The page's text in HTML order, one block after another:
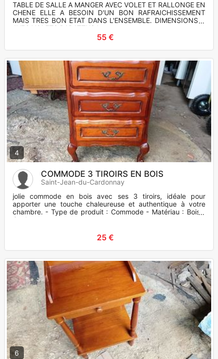
TABLE DE SALLE A MANGER AVEC VOLET ET RALLONGE EN
CHENE ELLE A BESOIN D'UN BON RAFRAICHISSEMENT
MAIS TRES BON ETAT DANS L'ENSEMBLE. DIMENSIONS: -
AVEC VOLETS RABATTUS large
55 €
4
COMMODE 3 TIROIRS EN BOIS
Saint-Jean-du-Cardonnay
jolie commode en bois avec ses 3 tiroirs, idéale pour
apporter une touche chaleureuse et authentique à votre
chambre. - Type de produit : Commode - Matériau : Bois -
Couleur :
25 €
6